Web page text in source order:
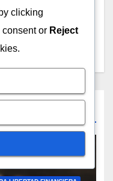
la lleva a
tendencias en
clicking
consent or Reject